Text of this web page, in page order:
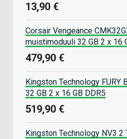
13,90 €
Corsair Vengeance
muistimoduuli 32 GB 2 x 16
479,90 €
Kingston Technology FURY
32 GB 2 x 16 GB DDR5
519,90 €
Kingston Technology NV3 2